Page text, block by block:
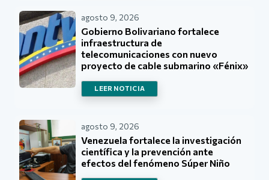
agosto 9, 2026
Gobierno Bolivariano fortalece
infraestructura de
telecomunicaciones con nuevo
proyecto de cable submarino «Fénix»
LEER NOTICIA
agosto 9, 2026
Venezuela fortalece la investigación
científica y la prevención ante
efectos del fenómeno Súper Niño